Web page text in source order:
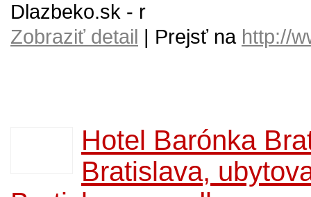
Dlazbeko.sk - r
Zobraziť detail | Prejsť na http://
Hotel Barónka
Bratislava,